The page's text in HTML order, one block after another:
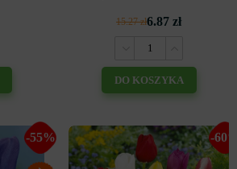
15.27 zł6.87 zł
DO KOSZYKA
-55% -